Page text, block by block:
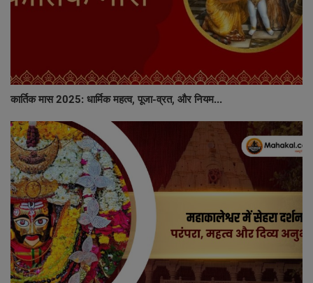
कार्तिक मास 2025: धार्मिक महत्व, पूजा-व्रत, और नियम...